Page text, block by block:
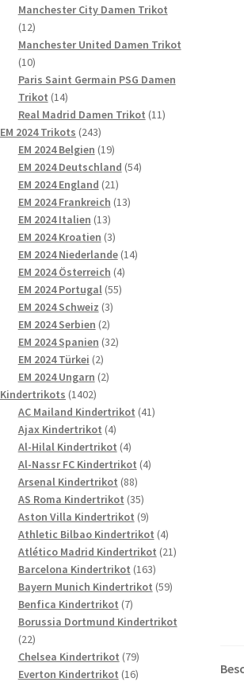
Produkte
Manchester City Damen Trikot
1212
Produkte
Manchester United Damen Trikot
1010
Produkte
Paris Saint Germain PSG Damen
Trikot 1414
Produkte
Real Madrid Damen Trikot 1111
EM 2024 Trikots 243243
Produkte
EM 2024 Belgien 1919
Produkte
EM 2024 Deutschland 5454
EM 2024 England 2121
Produkte
EM 2024 Frankreich 1313
EM 2024 Italien 1313
Produkte
EM 2024 Kroatien 33
Produkte
EM 2024 Niederlande 1414
EM 2024 Österreich 44
Produkte
EM 2024 Portugal 5555
EM 2024 Schweiz 33
Produkte
EM 2024 Serbien 22
Produkte
EM 2024 Spanien 3232
EM 2024 Türkei 22
Produkte
EM 2024 Ungarn 22
Kindertrikots 14021402
Produkte
AC Mailand Kindertrikot 4141
Ajax Kindertrikot 44
Produkte
Al-Hilal Kindertrikot 44
Produkte
Al-Nassr FC Kindertrikot 44
Arsenal Kindertrikot 8888
Produkte
AS Roma Kindertrikot 3535
Produkte
Aston Villa Kindertrikot 99
Produkte
Athletic Bilbao Kindertrikot 44
Produkte
Atlético Madrid Kindertrikot 2121
Barcelona Kindertrikot 163163
Produkte
Bayern Munich Kindertrikot 5959
Benfica Kindertrikot 77
Produkte
Borussia Dortmund Kindertrikot
2222
Produkte
Chelsea Kindertrikot 7979
Produkte
Everton Kindertrikot 1616